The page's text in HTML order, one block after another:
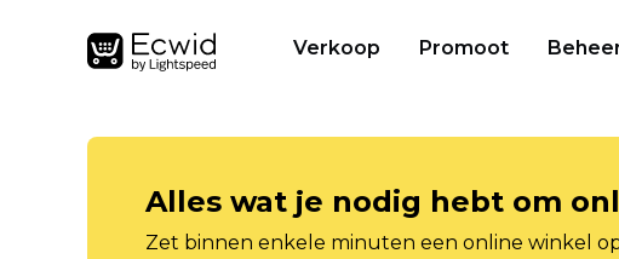
Verkoop Promoot
Alles wat je nodig hebt om
Zet binnen enkele minuten een online winkel